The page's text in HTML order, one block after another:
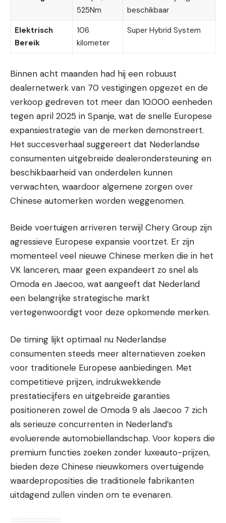
525Nm
beschikbaar
Elektrisch
Bereik
106
kilometer
Super Hybrid System
Binnen acht maanden had hij een robuust
dealernetwerk van 70 vestigingen opgezet en de
verkoop gedreven tot meer dan 10.000 eenheden
tegen april 2025 in Spanje, wat de snelle Europese
expansiestrategie van de merken demonstreert.
Het succesverhaal suggereert dat Nederlandse
consumenten uitgebreide dealerondersteuning en
beschikbaarheid van onderdelen kunnen
verwachten, waardoor algemene zorgen over
Chinese automerken worden weggenomen.
Beide voertuigen arriveren terwijl Chery Group zijn
agressieve Europese expansie voortzet. Er zijn
momenteel veel nieuwe Chinese merken die in het
VK lanceren, maar geen expandeert zo snel als
Omoda en Jaecoo, wat aangeeft dat Nederland
een belangrijke strategische markt
vertegenwoordigt voor deze opkomende merken.
De timing lijkt optimaal nu Nederlandse
consumenten steeds meer alternatieven zoeken
voor traditionele Europese aanbiedingen. Met
competitieve prijzen, indrukwekkende
prestatiecijfers en uitgebreide garanties
positioneren zowel de Omoda 9 als Jaecoo 7 zich
als serieuze concurrenten in Nederland’s
evoluerende automobiellandschap. Voor kopers die
premium functies zoeken zonder luxeauto-prijzen,
bieden deze Chinese nieuwkomers overtuigende
waardeproposities die traditionele fabrikanten
uitdagend zullen vinden om te evenaren.